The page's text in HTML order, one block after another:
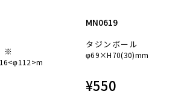
※
MN0619
タジンボール
φ69×H70(30)mm
¥550